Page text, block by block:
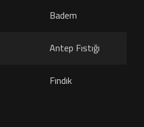
Badem
Antep Fıstığı
Fındık